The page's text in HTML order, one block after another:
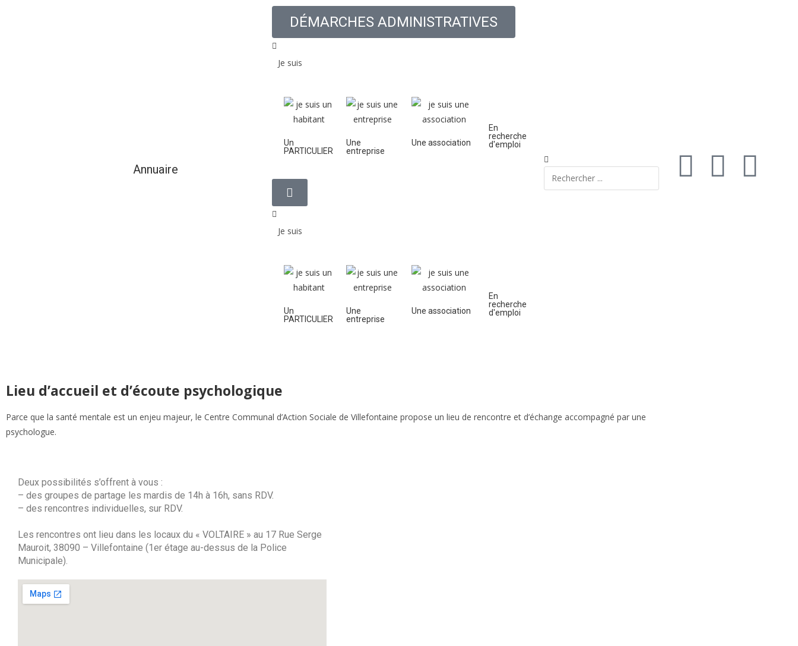
Annuaire
DÉMARCHES ADMINISTRATIVES
Je suis
Un
PARTICULIER
Une
entreprise
Une association
En
recherche
d'emploi
Je suis
Un
PARTICULIER
Une
entreprise
Une association
En
recherche
d'emploi
Lieu d’accueil et d’écoute psychologique
Parce que la santé mentale est un enjeu majeur, le Centre Communal d’Action Sociale de Villefontaine propose un lieu de rencontre et d’échange accompagné par une
psychologue.
Deux possibilités s’offrent à vous :
– des groupes de partage les mardis de 14h à 16h, sans RDV.
– des rencontres individuelles, sur RDV.
Les rencontres ont lieu dans les locaux du « VOLTAIRE » au 17 Rue Serge
Mauroit, 38090 – Villefontaine (1er étage au-dessus de la Police
Municipale).